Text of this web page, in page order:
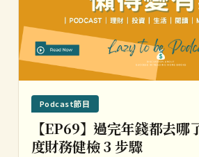
Podcast節目
【EP69】過完年錢都去哪
度財務健檢 3 步驟